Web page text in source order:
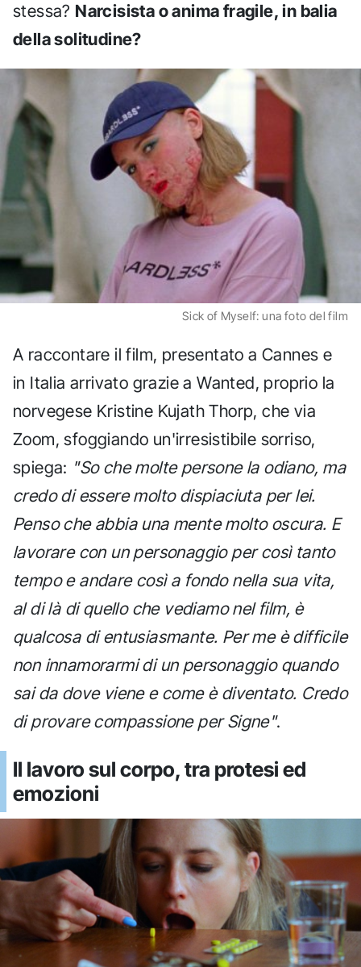
stessa? Narcisista o anima fragile, in balia
della solitudine?
Sick of Myself: una foto del film
A raccontare il film, presentato a Cannes e
in Italia arrivato grazie a Wanted, proprio la
norvegese Kristine Kujath Thorp, che via
Zoom, sfoggiando un'irresistibile sorriso,
spiega: "So che molte persone la odiano, ma
credo di essere molto dispiaciuta per lei.
Penso che abbia una mente molto oscura. E
lavorare con un personaggio per così tanto
tempo e andare così a fondo nella sua vita,
al di là di quello che vediamo nel film, è
qualcosa di entusiasmante. Per me è difficile
non innamorarmi di un personaggio quando
sai da dove viene e come è diventato. Credo
di provare compassione per Signe".
Il lavoro sul corpo, tra protesi ed
emozioni